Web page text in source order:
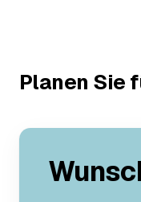
Planen Sie